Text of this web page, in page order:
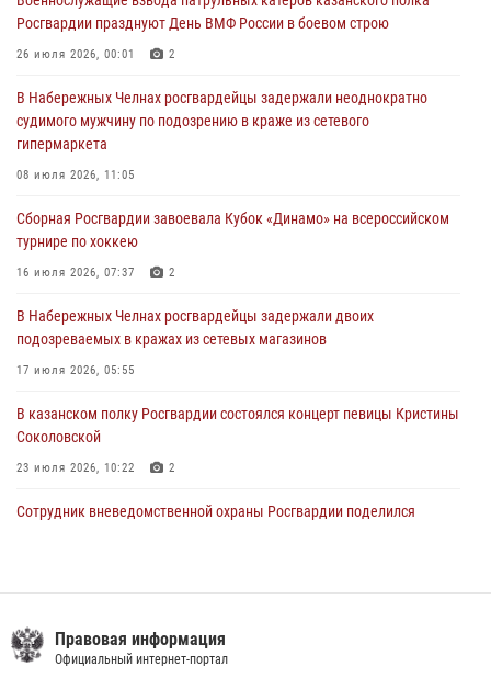
24 июля 2026, 15:05
В казанском полку Росгвардии состоялся концерт певицы Кристины
23 июля 2026, 10:22 2
В Нижнекамске сотрудники Росгвардии задержали подозреваемого
в краже
В Казани Росгвардия приняла участие в обеспечении безопасности
крестного хода и освящения храма
Росгвардии празднуют День ВМФ России в боевом строю
26 июля 2026, 00:01 2
В Набережных Челнах росгвардейцы задержали неоднократно
судимого мужчину по подозрению в краже из сетевого
гипермаркета
08 июля 2026, 11:05
Сборная Росгвардии завоевала Кубок «Динамо» на всероссийском
турнире по хоккею
16 июля 2026, 07:37 2
В Набережных Челнах росгвардейцы задержали двоих
подозреваемых в кражах из сетевых магазинов
17 июля 2026, 05:55
В казанском полку Росгвардии состоялся концерт певицы Кристины
Соколовской
23 июля 2026, 10:22 2
Сотрудник вневедомственной охраны Росгвардии поделился
силовом ведомстве
14 июля 2026, 12:39 1
Правовая информация
Официальный интернет-портал